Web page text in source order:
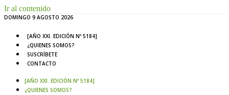
Ir al contenido
DOMINGO 9 AGOSTO 2026
[AÑO XXI. EDICIÓN Nº 5184]
¿QUIENES SOMOS?
SUSCRÍBETE
CONTACTO
[AÑO XXI. EDICIÓN Nº 5184]
¿QUIENES SOMOS?